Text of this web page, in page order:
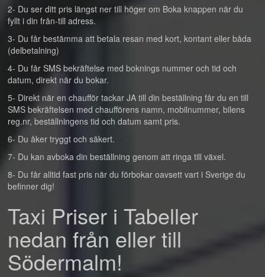
2- Du ser ditt pris längst ner till höger om Boka knappen när du
fyllt i din från-till adress.
3- Du får bestämma att betala resan med kort, kontant eller båda
(delbetalning)
4- Du får SMS bekräftelse med boknings nummer och tid och
datum, direkt när du bokar.
5- Direkt när en chaufför tackar JA till din beställning får du en till
SMS bekräftelsen med chaufförens namn, mobilnummer, bilens
reg.nr, beställningens tid och datum samt pris.
6- Du åker tryggt och säkert.
7- Du kan avboka din beställning genom att ringa till växel.
8- Du får alltid fast pris när du förbokar oavsett vart i Sverige du
befinner dig!
Taxi Priser i Tabeller
nedan från eller till
Södermalm!